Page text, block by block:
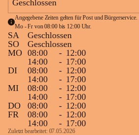
Geschlossen
Angegebene Zeiten gelten für Post und
Mo - Fr von 08:00 bis 12:00 Uhr.
SA
Geschlossen
SO
Geschlossen
MO 08:00 - 12:00
14:00
- 17:00
DI
08:00 - 12:00
14:00
- 17:00
MI
08:00 - 12:00
14:00
- 17:00
DO
08:00 - 12:00
FR
08:00 - 12:00
14:00
- 17:00
Zuletzt bearbeitet: 07.05.2026